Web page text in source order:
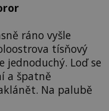
ráno vyšle
tísňový
jednoduchý. Loď se
a špatně
Na palubě